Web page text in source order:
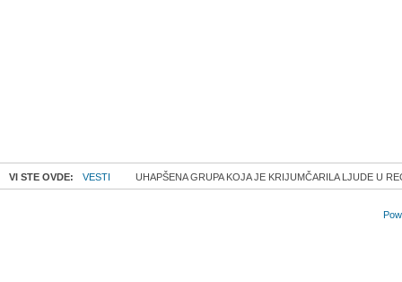
VI STE OVDE: VESTI UHAPŠENA GRUPA KOJA JE KRIJUMČARILA LJUDE U